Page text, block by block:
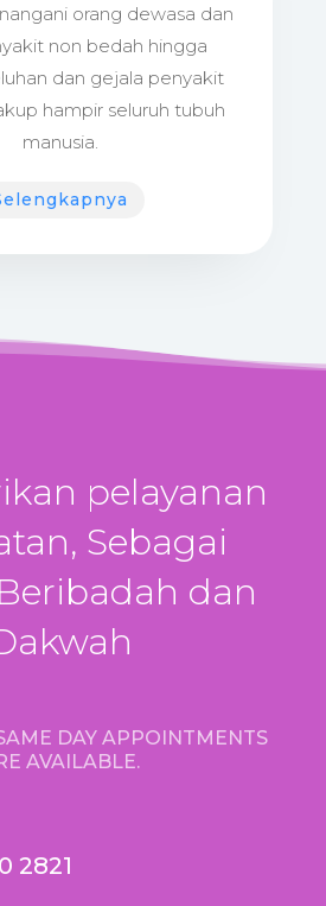
orang dewasa dan
non bedah hingga
dan gejala penyakit
hampir seluruh tubuh
manusia.
pelayanan
Sebagai
dan
DAY APPOINTMENTS
AVAILABLE.
2821